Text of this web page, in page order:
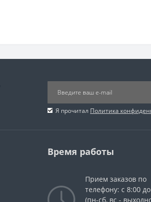
Я прочитал Политика
Время работы
Прием заказов по
телефону: с 8:00
(пн-сб, вс -